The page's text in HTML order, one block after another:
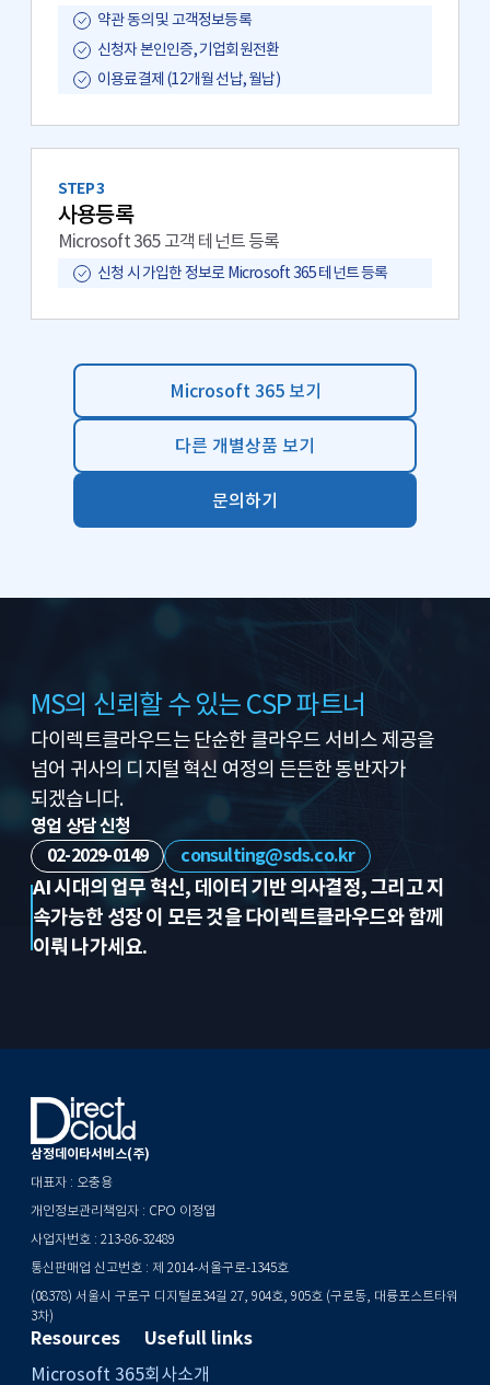
약관 동의 및 고객정보등록
신청자 본인인증, 기업회원전환
이용료결제 (12개월 선납, 월납)
STEP 3
사용등록
Microsoft 365 고객 테넌트 등록
신청 시 가입한 정보로 Microsoft 365 테넌트 등록
Microsoft 365 보기
다른 개별상품 보기
문의하기
MS의 신뢰할 수 있는 CSP 파트너
다이렉트클라우드는 단순한 클라우드 서비스 제공을
넘어 귀사의 디지털 혁신 여정의 든든한 동반자가
되겠습니다.
영업 상담 신청
02-2029-0149
consulting@sds.co.kr
AI 시대의 업무 혁신, 데이터 기반 의사결정, 그리고 지
속가능한 성장이 모든 것을 다이렉트클라우드와 함께
이뤄 나가세요.
삼정데이타서비스(주)
대표자 : 오충용
개인정보관리책임자 : CPO 이정엽
사업자번호 : 213-86-32489
통신판매업 신고번호 : 제 2014-서울구로-1345호
(08378) 서울시 구로구 디지털로34길 27, 904호, 905호 (구로동, 대륭포스트타워
3차)
Resources
Microsoft 365
Usefull links
회사소개